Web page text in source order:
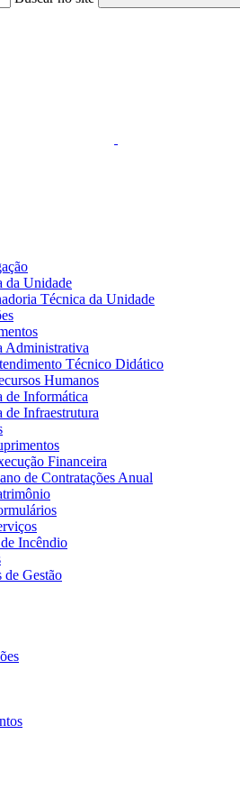
da Unidade
Técnica da Unidade
Administrativa
Técnico Didático
Humanos
de Informática
de Infraestrutura
Financeira
de Contratações Anual
Incêndio
de Gestão